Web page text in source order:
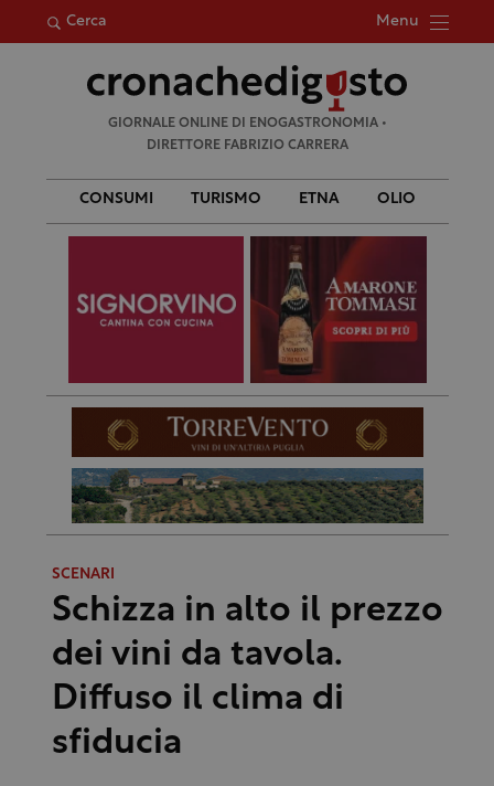
Cerca Menu
per:
GIORNALE ONLINE DI ENOGASTRONOMIA •
DIRETTORE FABRIZIO CARRERA
CONSUMI TURISMO ETNA OLIO
SCENARI
Schizza in alto il prezzo
dei vini da tavola.
Diffuso il clima di
sfiducia